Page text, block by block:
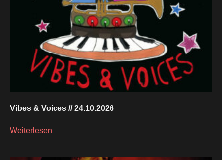
Vibes & Voices // 24.10.2026
Weiterlesen